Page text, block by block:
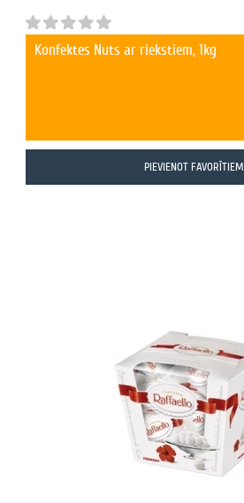
Konfektes Nuts ar riekstiem, 1kg
PIEVIENOT FAVORĪTIEM